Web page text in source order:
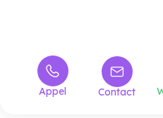
Appel Contact